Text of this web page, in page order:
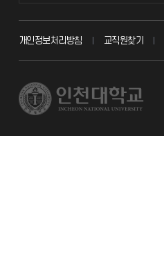
교무회의방송
시설예약
개인정보처리방침 교직원찾기